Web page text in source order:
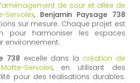
aménagement de cour et allée de
, Benjamin Paysage 738
sur mesure. Chaque projet est
pour harmoniser les espaces
environnement.
738 excelle dans la création de
Servolex, en utilisant des
pour des réalisations durables.